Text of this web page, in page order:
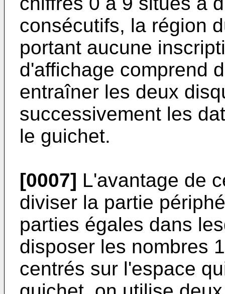
consécutifs, la région
portant aucune
d'affichage comprend
entraîner les deux
successivement les
le guichet.
[0007] L'avantage de
diviser la partie
parties égales dans
disposer les nombres
centrés sur l'espace